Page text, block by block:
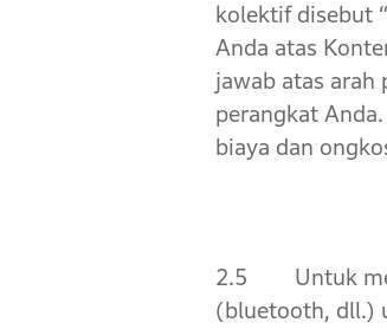
kolektif disebut
Anda atas
jawab atas arah
perangkat
biaya dan
2.5 Untuk
(bluetooth, dll.)